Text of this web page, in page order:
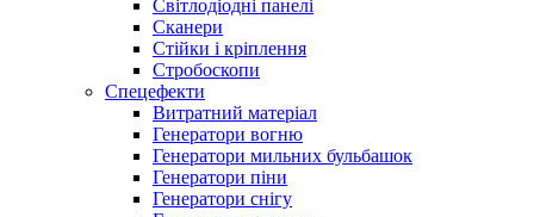
Світлодіодні панелі
Сканери
Стійки і кріплення
Стробоскопи
Спецефекти
Витратний матеріал
Генератори вогню
Генератори мильних бульбашок
Генератори піни
Генератори снігу